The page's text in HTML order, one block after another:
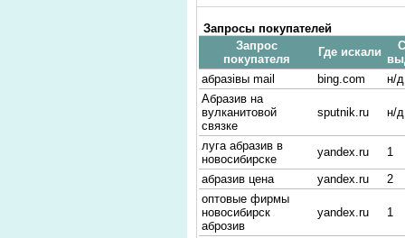
Запросы покупателей
Запрос
покупателя
Где искали
абразівы mail
bing.com
н/д
Абразив на
вулканитовой
связке
sputnik.ru н/д
луга абразив в
новосибирске
yandex.ru
1
абразив цена
yandex.ru
2
оптовые фирмы
новосибирск
аброзив
yandex.ru 1